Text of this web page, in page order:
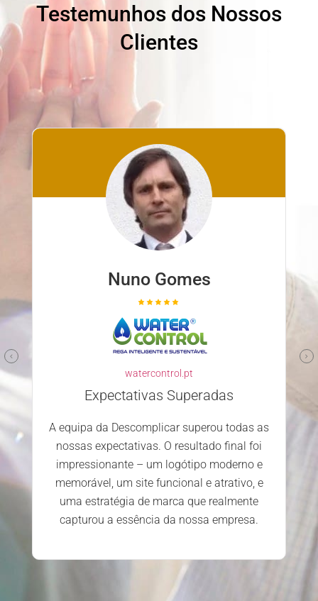
Testemunhos dos Nossos
Clientes
Nuno Gomes
watercontrol.pt
Expectativas Superadas
A equipa da Descomplicar superou todas as
nossas expectativas. O resultado final foi
impressionante – um logótipo moderno e
memorável, um site funcional e atrativo, e
uma estratégia de marca que realmente
capturou a essência da nossa empresa.